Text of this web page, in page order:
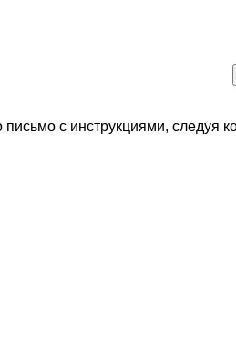
письмо с инструкциями, следуя